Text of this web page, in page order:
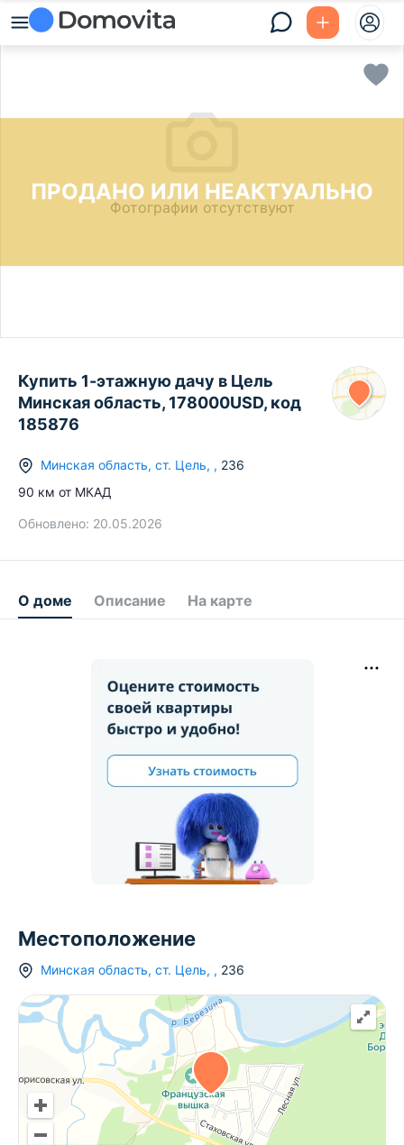
ПРОДАНО ИЛИ НЕАКТУАЛЬНО
Фотографии отсутствуют
Купить 1-этажную дачу в Цель
Минская область, 178000USD, код
185876
Минская область, ст. Цель, , 236
90 км от МКАД
Обновлено: 20.05.2026
О доме Описание На карте
Местоположение
Минская область, ст. Цель, , 236